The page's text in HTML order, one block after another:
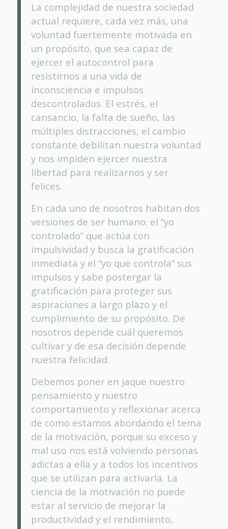
La complejidad de nuestra sociedad
actual requiere, cada vez más, una
voluntad fuertemente motivada en
un propósito, que sea capaz de
ejercer el autocontrol para
resistirnos a una vida de
inconsciencia e impulsos
descontrolados. El estrés, el
cansancio, la falta de sueño, las
múltiples distracciones, el cambio
constante debilitan nuestra voluntad
y nos impiden ejercer nuestra
libertad para realizarnos y ser
felices.
En cada uno de nosotros habitan dos
versiones de ser humano: el “yo
controlado” que actúa con
impulsividad y busca la gratificación
inmediata y el “yo que controla” sus
impulsos y sabe postergar la
gratificación para proteger sus
aspiraciones a largo plazo y el
cumplimiento de su propósito. De
nosotros depende cuál queremos
cultivar y de esa decisión depende
nuestra felicidad.
Debemos poner en jaque nuestro
pensamiento y nuestro
comportamiento y reflexionar acerca
de como estamos abordando el tema
de la motivación, porque su exceso y
mal uso nos está volviendo personas
adictas a ella y a todos los incentivos
que se utilizan para activarla. La
ciencia de la motivación no puede
estar al servicio de mejorar la
productividad y el rendimiento,